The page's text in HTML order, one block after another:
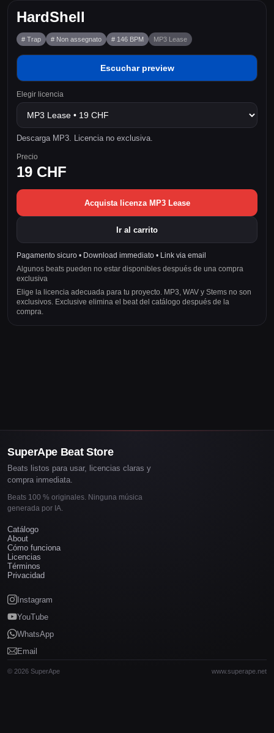
HardShell
# Trap # Non assegnato # 146 BPM MP3 Lease
Escuchar preview
Elegir licencia
Descarga MP3. Licencia no exclusiva.
Precio
19 CHF
Acquista licenza MP3 Lease
Ir al carrito
Pagamento sicuro • Download immediato • Link via email
Algunos beats pueden no estar disponibles después de una compra
exclusiva
Elige la licencia adecuada para tu proyecto. MP3, WAV y Stems no son
exclusivos. Exclusive elimina el beat del catálogo después de la
compra.
SuperApe Beat Store
Beats listos para usar, licencias claras y
compra inmediata.
Beats 100 % originales. Ninguna música
generada por IA.
Catálogo
About
Cómo funciona
Licencias
Términos
Privacidad
Instagram
YouTube
WhatsApp
Email
© 2026 SuperApe www.superape.net